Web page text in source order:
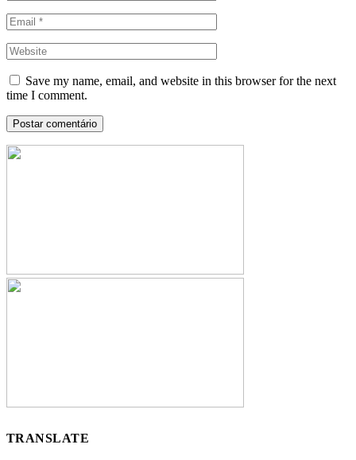
Save my name, email, and website in this browser for the next
time I comment.
TRANSLATE